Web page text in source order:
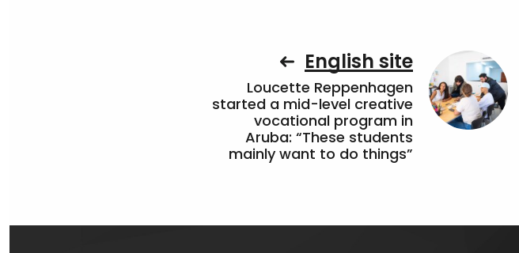
English site
Loucette Reppenhagen
started a mid-level creative
vocational program in
Aruba: “These students
mainly want to do things”